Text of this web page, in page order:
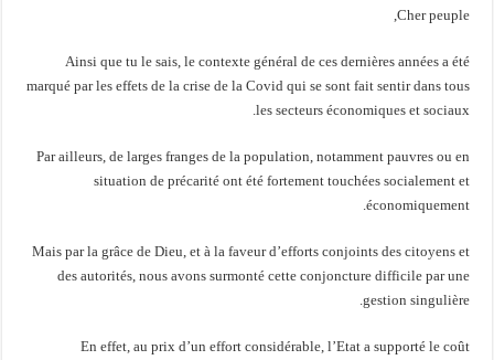
Cher peuple,
Ainsi que tu le sais, le contexte général de ces dernières années a été
marqué par les effets de la crise de la Covid qui se sont fait sentir dans tous
les secteurs économiques et sociaux.
Par ailleurs, de larges franges de la population, notamment pauvres ou en
situation de précarité ont été fortement touchées socialement et
économiquement.
Mais par la grâce de Dieu, et à la faveur d’efforts conjoints des citoyens et
des autorités, nous avons surmonté cette conjoncture difficile par une
gestion singulière.
En effet, au prix d’un effort considérable, l’Etat a supporté le coût